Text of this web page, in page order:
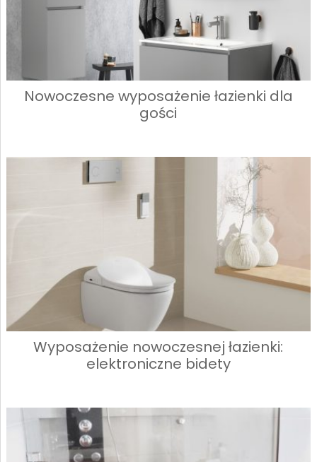
Nowoczesne wyposażenie łazienki dla
gości
Wyposażenie nowoczesnej łazienki:
elektroniczne bidety